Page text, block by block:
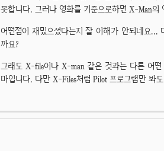
못합니다. 그러나 영화를 기준으로하면 X-Man의
어떤점이 재밌으셨다는지 잘 이해가 안되네요
까요?
그래도 X-file이나 X-man 같은 것과는 다른 어
마입니다. 다만 X-Files처럼 Pilot 프로그램만 봐